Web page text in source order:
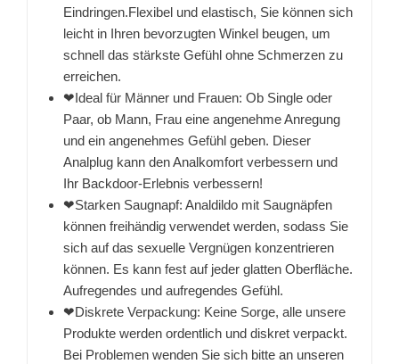
Eindringen.Flexibel und elastisch, Sie können sich
leicht in Ihren bevorzugten Winkel beugen, um
schnell das stärkste Gefühl ohne Schmerzen zu
erreichen.
❤Ideal für Männer und Frauen: Ob Single oder
Paar, ob Mann, Frau eine angenehme Anregung
und ein angenehmes Gefühl geben. Dieser
Analplug kann den Analkomfort verbessern und
Ihr Backdoor-Erlebnis verbessern!
❤Starken Saugnapf: Analdildo mit Saugnäpfen
können freihändig verwendet werden, sodass Sie
sich auf das sexuelle Vergnügen konzentrieren
können. Es kann fest auf jeder glatten Oberfläche.
Aufregendes und aufregendes Gefühl.
❤Diskrete Verpackung: Keine Sorge, alle unsere
Produkte werden ordentlich und diskret verpackt.
Bei Problemen wenden Sie sich bitte an unseren